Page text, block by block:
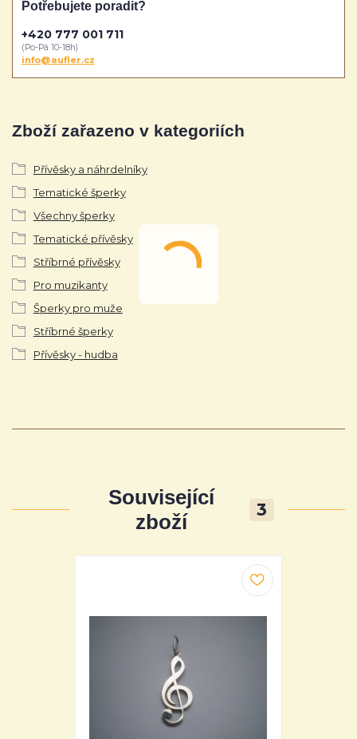
Zboží zařazeno v kategoriích
Přívěsky a náhrdelníky
Tematické šperky
Všechny šperky
Tematické přívěsky
Stříbrné přívěsky
Pro muzikanty
Šperky pro muže
Stříbrné šperky
Přívěsky - hudba
Potřebujete poradit?
+420 777 001 711
(Po-Pá 10-18h)
info@aufler.cz
Související
zboží
3